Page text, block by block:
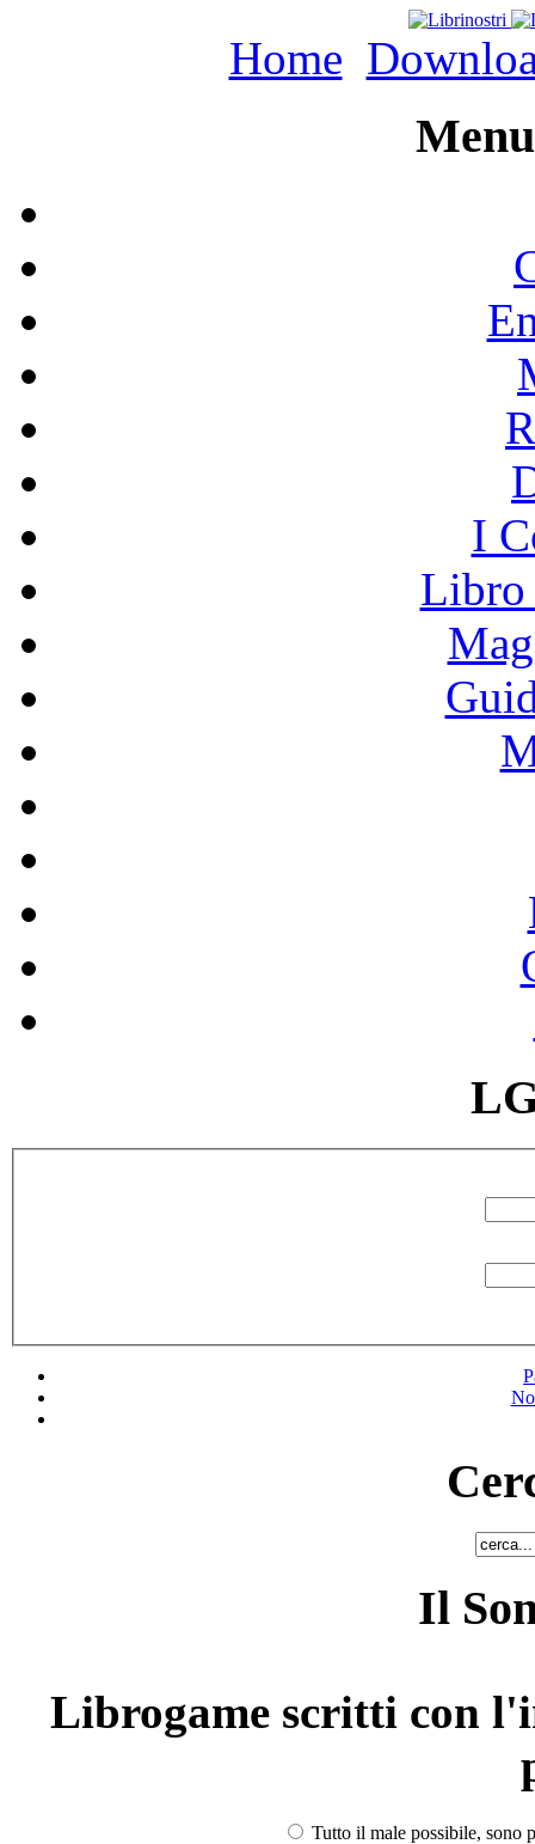
Home
I
Libro
Il
Librogame scritti con
Tutto il male possibile, sono